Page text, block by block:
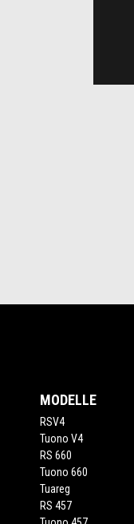
MODELLE
RSV4
Tuono V4
RS 660
Tuono 660
Tuareg
RS 457